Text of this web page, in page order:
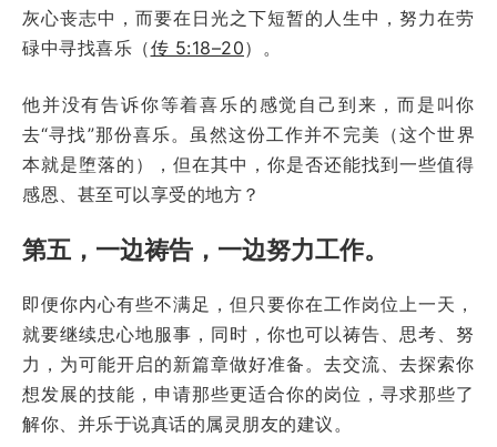
灰心丧志中，而要在日光之下短暂的人生中，努力在劳
碌中寻找喜乐（传 5:18–20）。
他并没有告诉你等着喜乐的感觉自己到来，而是叫你
去“寻找”那份喜乐。虽然这份工作并不完美（这个世界
本就是堕落的），但在其中，你是否还能找到一些值得
感恩、甚至可以享受的地方？
第五，一边祷告，一边努力工作。
即便你内心有些不满足，但只要你在工作岗位上一天，
就要继续忠心地服事，同时，你也可以祷告、思考、努
力，为可能开启的新篇章做好准备。去交流、去探索你
想发展的技能，申请那些更适合你的岗位，寻求那些了
解你、并乐于说真话的属灵朋友的建议。